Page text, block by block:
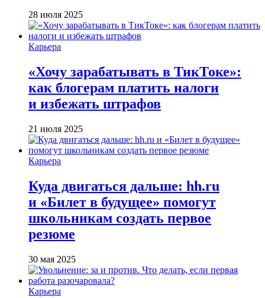
28 июля 2025
Карьера
«Хочу зарабатывать в ТикТоке»:
как блогерам платить налоги
и избежать штрафов
21 июля 2025
Карьера
Куда двигаться дальше: hh.ru
и «Билет в будущее» помогут
школьникам создать первое
резюме
30 мая 2025
Карьера